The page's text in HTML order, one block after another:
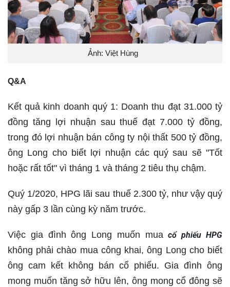
Ảnh: Việt Hùng
Q&A
Kết quả kinh doanh quý 1: Doanh thu đạt 31.000 tỷ
đồng tăng lợi nhuận sau thuế đạt 7.000 tỷ đồng,
trong đó lợi nhuận bán công ty nội thất 500 tỷ đồng,
ông Long cho biết lợi nhuận các quý sau sẽ "Tốt
hoặc rất tốt" vì tháng 1 và tháng 2 tiêu thụ chậm.
Quý 1/2020, HPG lãi sau thuế 2.300 tỷ, như vậy quý
này gấp 3 lần cùng kỳ năm trước.
Việc gia đình ông Long muốn muacổ phiếu HPG
không phải chào mua công khai, ông Long cho biết
ông cam kết không bán cổ phiếu. Gia đình ông
mong muốn tăng sở hữu lên, ông mong cổ đông sẽ